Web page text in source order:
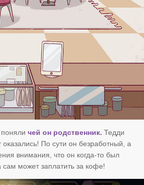
поняличей он родственник. Тедди
оказались! По сути он безработный, а
внимания, что он когда-то был
может заплатить за кофе!